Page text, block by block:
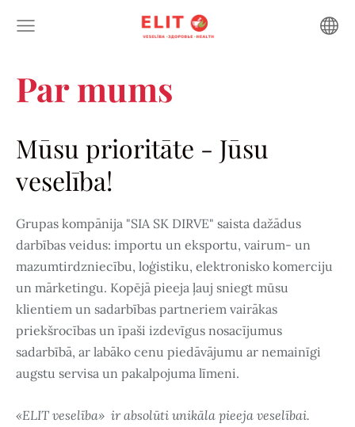
Par mums
Mūsu prioritāte - Jūsu
veselība!
Grupas kompānija "SIA SK DIRVE" saista dažādus
darbības veidus: importu un eksportu, vairum- un
mazumtirdzniecību, loģistiku, elektronisko komerciju
un mārketingu. Kopējā pieeja ļauj sniegt mūsu
klientiem un sadarbības partneriem vairākas
priekšrocības un īpaši izdevīgus nosacījumus
sadarbībā, ar labāko cenu piedāvājumu ar nemainīgi
augstu servisa un pakalpojuma līmeni.
«ELIT veselība» ir absolūti unikāla pieeja veselībai.